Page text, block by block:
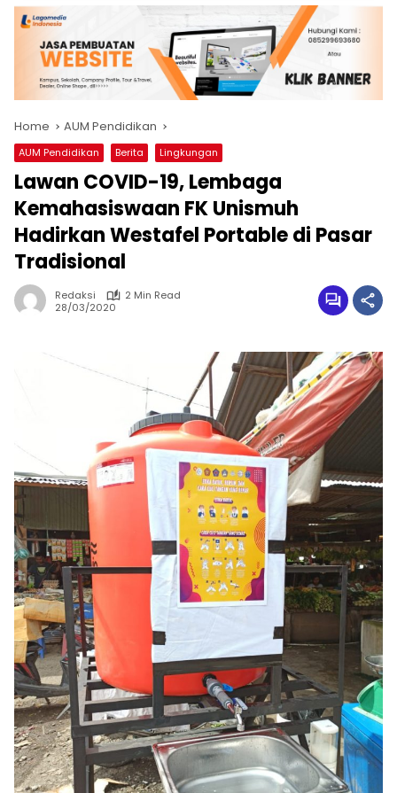
Home AUM Pendidikan
AUM Pendidikan Berita Lingkungan
Lawan COVID-19, Lembaga
Kemahasiswaan FK Unismuh
Hadirkan Westafel Portable di Pasar
Tradisional
Redaksi
2 Min Read
28/03/2020